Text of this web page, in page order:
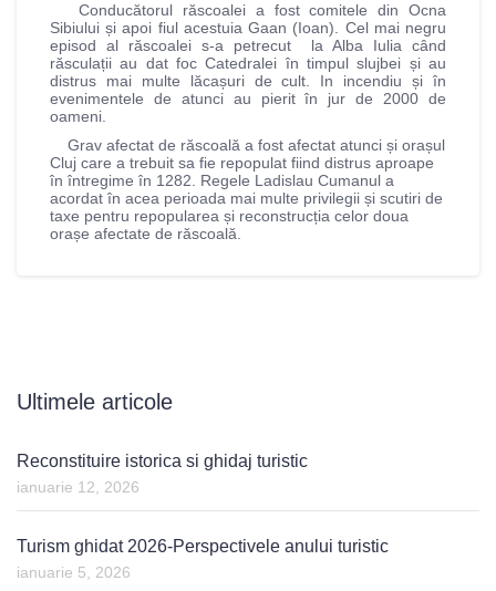
Conducătorul răscoalei a fost comitele din Ocna
Sibiului și apoi fiul acestuia Gaan (Ioan). Cel mai negru
episod al răscoalei s-a petrecut la Alba Iulia când
răsculații au dat foc Catedralei în timpul slujbei și au
distrus mai multe lăcașuri de cult. In incendiu și în
evenimentele de atunci au pierit în jur de 2000 de
oameni.
Grav afectat de răscoală a fost afectat atunci și orașul
Cluj care a trebuit sa fie repopulat fiind distrus aproape
în întregime în 1282. Regele Ladislau Cumanul a
acordat în acea perioada mai multe privilegii și scutiri de
taxe pentru repopularea și reconstrucția celor doua
orașe afectate de răscoală.
Ultimele articole
Reconstituire istorica si ghidaj turistic
ianuarie 12, 2026
Turism ghidat 2026-Perspectivele anului turistic
ianuarie 5, 2026